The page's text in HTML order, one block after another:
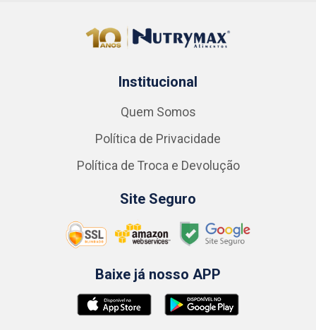
Institucional
Quem Somos
Política de Privacidade
Política de Troca e Devolução
Site Seguro
Baixe já nosso APP